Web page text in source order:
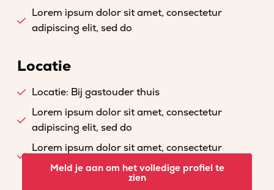
Lorem ipsum dolor sit amet, consectetur
adipiscing elit, sed do
Locatie
Locatie: Bij gastouder thuis
Lorem ipsum dolor sit amet, consectetur
adipiscing elit, sed do
Lorem ipsum dolor sit amet, consectetur
adipiscing elit, sed do
Lorem ipsum dolor sit amet, consectetur
Meld je aan om het volledige profiel te
zien